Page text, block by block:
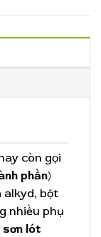
còn gọi
phần)
alkyd, bột
nhiều phụ
sơn lót